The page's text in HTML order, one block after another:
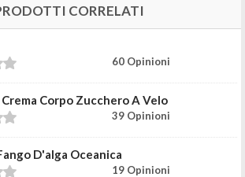
CORRELATI
60 Opinioni
Corpo Zucchero A Velo
39 Opinioni
D'alga Oceanica
19 Opinioni